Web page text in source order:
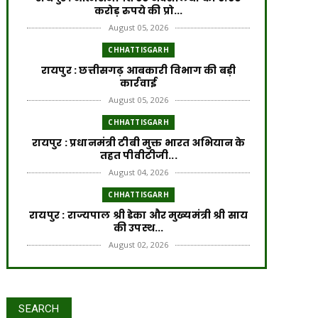
करोड़ रुपये की प्रो...
August 05, 2026
CHHATTISGARH
रायपुर : छत्तीसगढ़ आबकारी विभाग की बड़ी
कार्रवाई
August 05, 2026
CHHATTISGARH
रायपुर : प्रधानमंत्री टीबी मुक्त भारत अभियान के
तहत पीवीटीजी...
August 04, 2026
CHHATTISGARH
रायपुर : राज्यपाल श्री डेका और मुख्यमंत्री श्री साय
की उपस्थ...
August 02, 2026
CHHATTISGARH
SEARCH